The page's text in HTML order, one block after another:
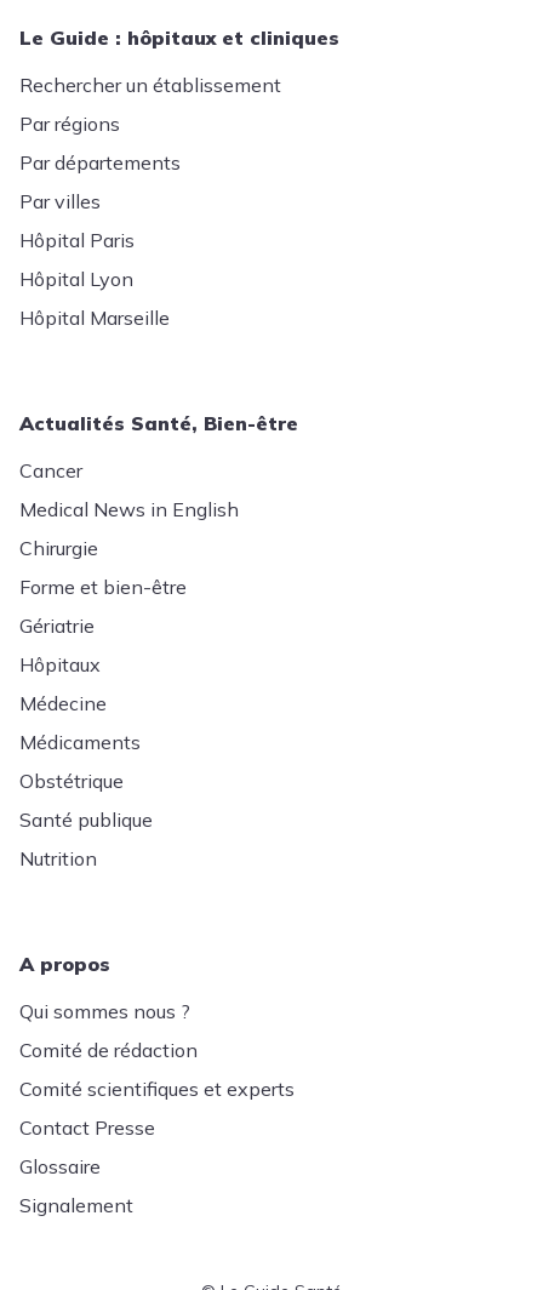
Le Guide : hôpitaux et cliniques
Rechercher un établissement
Par régions
Par départements
Par villes
Hôpital Paris
Hôpital Lyon
Hôpital Marseille
Actualités Santé, Bien-être
Cancer
Medical News in English
Chirurgie
Forme et bien-être
Gériatrie
Hôpitaux
Médecine
Médicaments
Obstétrique
Santé publique
Nutrition
A propos
Qui sommes nous ?
Comité de rédaction
Comité scientifiques et experts
Contact Presse
Glossaire
Signalement